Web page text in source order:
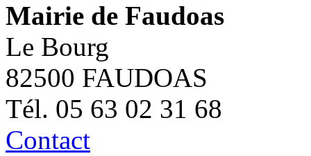
Mairie de Faudoas
Le Bourg
82500 FAUDOAS
Tél. 05 63 02 31 68
Contact